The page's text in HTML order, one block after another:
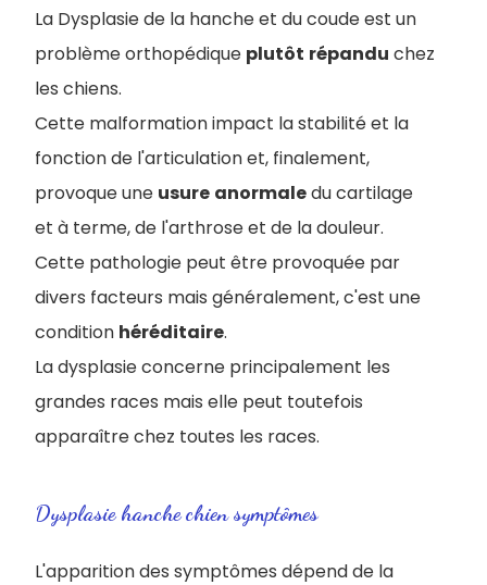
La Dysplasie de la hanche et du coude est un
problème orthopédique plutôt répandu chez
les chiens.
Cette malformation impact la stabilité et la
fonction de l'articulation et, finalement,
provoque une usure anormaledu cartilage
et à terme, de l'arthrose et de la douleur.
Cette pathologie peut être provoquée par
divers facteurs mais généralement, c'est une
condition héréditaire.
La dysplasie concerne principalement les
grandes races mais elle peut toutefois
apparaître chez toutes les races.
Dysplasie hanche chien symptômes
L'apparition des symptômes dépend de la